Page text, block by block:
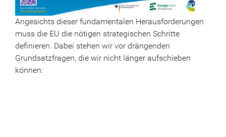
Angesichts dieser fundamentalen Herausforderungen
muss die EU die nötigen strategischen Schritte
definieren. Dabei stehen wir vor drängenden
Grundsatzfragen, die wir nicht länger aufschieben
können: